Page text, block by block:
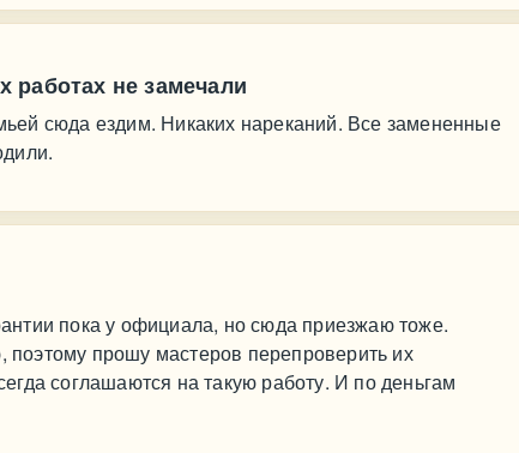
работах не замечали
сюда ездим. Никаких нареканий. Все замененные
пока у официала, но сюда приезжаю тоже.
прошу мастеров перепроверить их
соглашаются на такую работу. И по деньгам